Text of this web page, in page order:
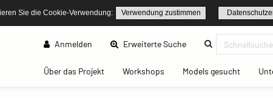
Sie die Cookie-Verwendung: Verwendung zustimmen
Anmelden Erweiterte Suche(current)
Über das Projekt(current)Workshops(current)Models gesucht(current)